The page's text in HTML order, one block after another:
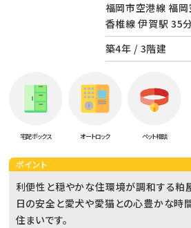
福岡市空港線 福
香椎線 伊賀駅 35
築4年 / 3階建
宅配ボックス オートロック ペット相談
ポイント
利便性と穏やかな住環境が調和する粕
日の安全と愛犬や愛猫との心豊かな時
住まいです。